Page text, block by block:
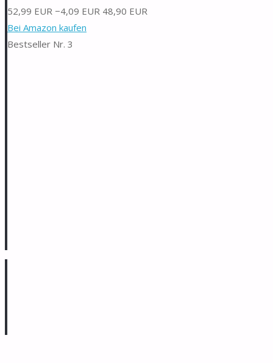
52,99 EUR −4,09 EUR 48,90 EUR
Bei Amazon kaufen
Bestseller Nr. 3